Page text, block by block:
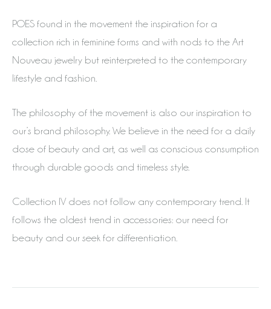
POES found in the movement the inspiration for a
collection rich in feminine forms and with nods to the Art
Nouveau jewelry but reinterpreted to the contemporary
lifestyle and fashion.
The philosophy of the movement is also our inspiration to
our’s brand philosophy. We believe in the need for a daily
dose of beauty and art, as well as conscious consumption
through durable goods and timeless style.
Collection IV does not follow any contemporary trend. It
follows the oldest trend in accessories: our need for
beauty and our seek for differentiation.